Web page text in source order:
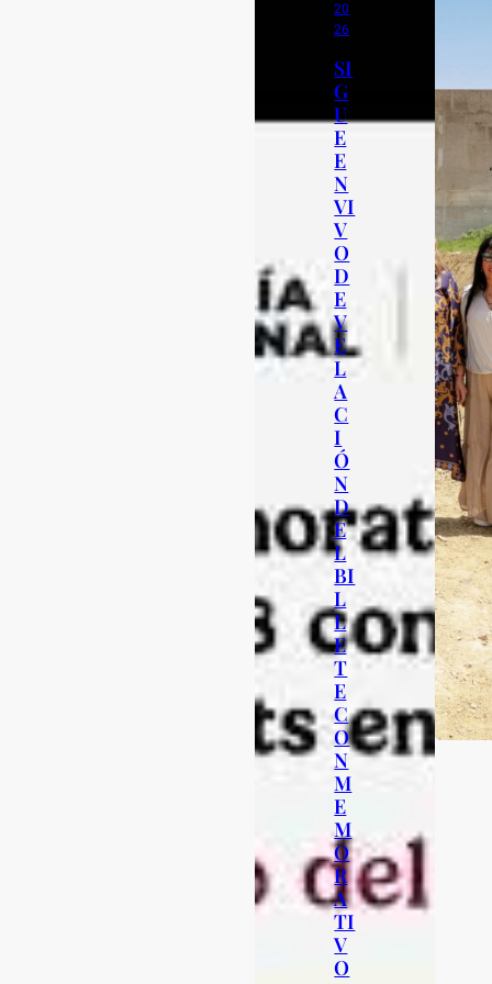
20
26
SI
G
U
E
E
N
VI
V
O
D
E
V
E
L
A
C
I
Ó
N
D
E
L
BI
L
L
E
T
E
C
O
N
M
E
M
O
R
A
TI
V
O